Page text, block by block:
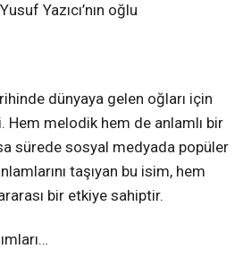
Yazıcı’nın oğlu
dünyaya gelen oğları için
Hem melodik hem de anlamlı bir
sürede sosyal medyada popüler
taşıyan bu isim, hem
bir etkiye sahiptir.